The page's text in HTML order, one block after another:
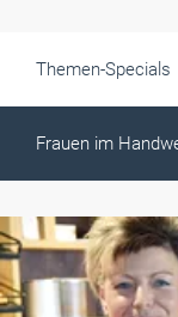
Themen-Specials
Frauen im